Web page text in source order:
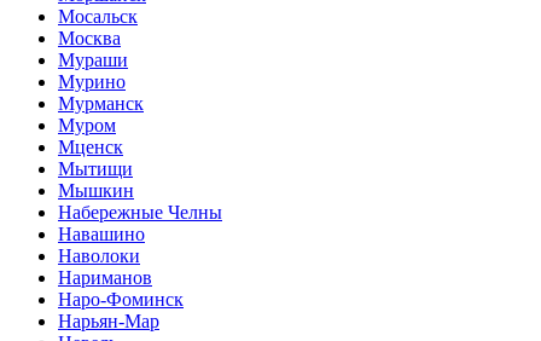
Мосальск
Москва
Мураши
Мурино
Мурманск
Муром
Мценск
Мытищи
Мышкин
Набережные Челны
Навашино
Наволоки
Нариманов
Наро-Фоминск
Нарьян-Мар